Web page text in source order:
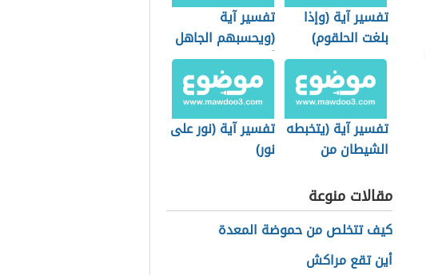
تفسير آية (وإذا
بلغت الحلقوم)
تفسير آية
(ويحسبهم الجاهل
أغنياء من التعفف)
تفسير آية (يتخبطه
الشيطان من
تفسير آية (نور على
نور)
مقالات منوعة
كيف تتخلص من حموضة المعدة
أين تقع مراكش